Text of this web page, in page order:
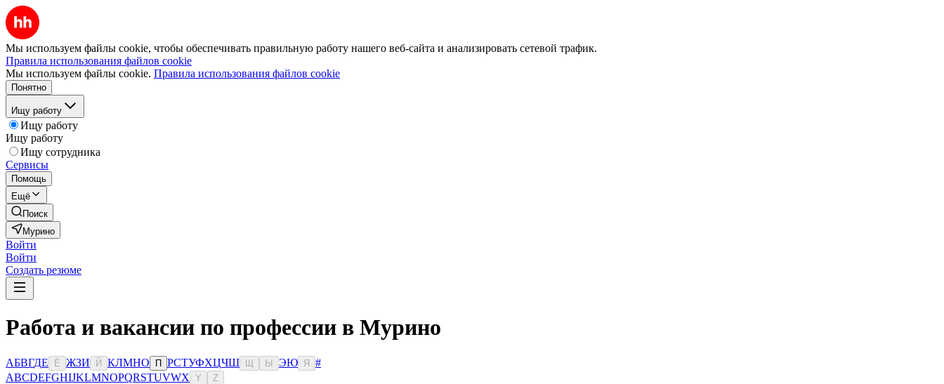
Мы используем файлы cookie, чтобы обеспечивать правильную работу нашего веб-сайта и анализировать сетевой трафик.
Правила использования файлов cookie
Мы используем файлы cookie. Правила использования файлов cookie
Понятно
Ищу работу
Ищу работу
Ищу работу
Ищу сотрудника
Сервисы
Помощь
Ещё
Поиск
Мурино
Войти
Войти
Создать резюме
Работа и вакансии по профессии в Мурино
АБВГДЕ Ё ЖЗИ Й КЛМНО П РСТУФХЦЧШ Ы ЭЮ Я
#
ABCDEFGHIJKLMNOPQRSTUVWX Y Z